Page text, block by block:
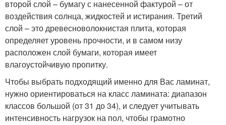
второй слой – бумагу с нанесенной фактурой – от
воздействия солнца, жидкостей и истирания. Третий
слой – это древесноволокнистая плита, которая
определяет уровень прочности, и в самом низу
расположен слой бумаги, которая имеет
влагоустойчивую пропитку.
Чтобы выбрать подходящий именно для Вас ламинат,
нужно ориентироваться на класс ламината: диапазон
классов большой (от 31 до 34), и следует учитывать
интенсивность нагрузок на пол, чтобы грамотно